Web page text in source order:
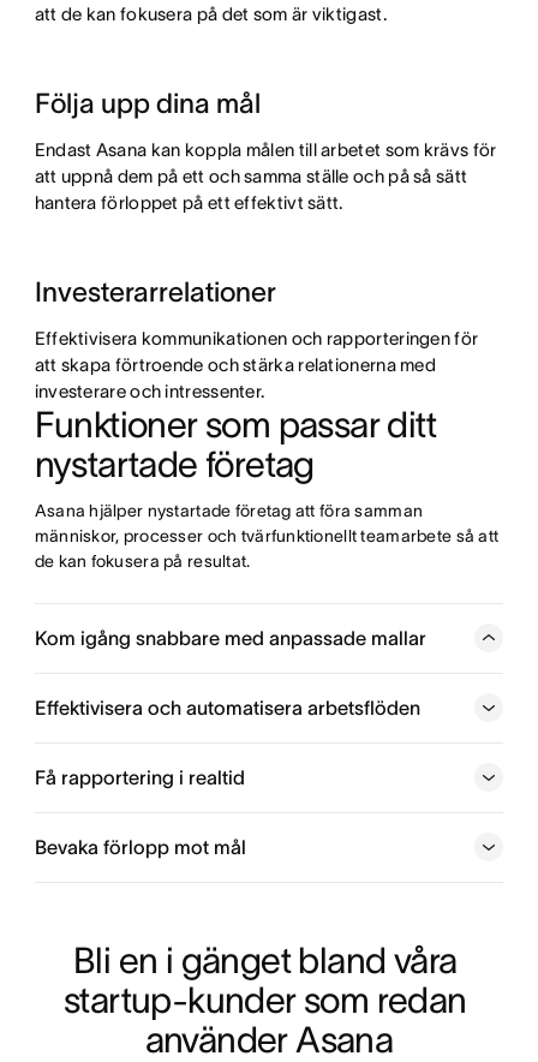
att de kan fokusera på det som är viktigast.
Följa upp dina mål
Endast Asana kan koppla målen till arbetet som krävs för
att uppnå dem på ett och samma ställe och på så sätt
hantera förloppet på ett effektivt sätt.
Investerarrelationer
Effektivisera kommunikationen och rapporteringen för
att skapa förtroende och stärka relationerna med
investerare och intressenter.
Funktioner som passar ditt
nystartade företag
Asana hjälper nystartade företag att föra samman
människor, processer och tvärfunktionellt teamarbete så att
de kan fokusera på resultat.
Kom igång snabbare med anpassade mallar
Omvandla vanliga processer till mallar som alla i teamet
kan använda, för att projekten ska rulla på så smidigt som
Effektivisera och automatisera arbetsflöden
Få rapportering i realtid
Bevaka förlopp mot mål
Bli en i gänget bland våra
startup-kunder som redan
använder Asana